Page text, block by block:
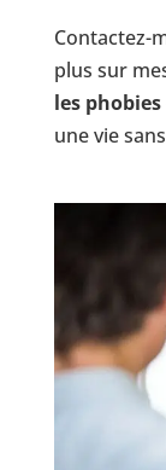
Contactez-
plus sur
les phobies
une vie